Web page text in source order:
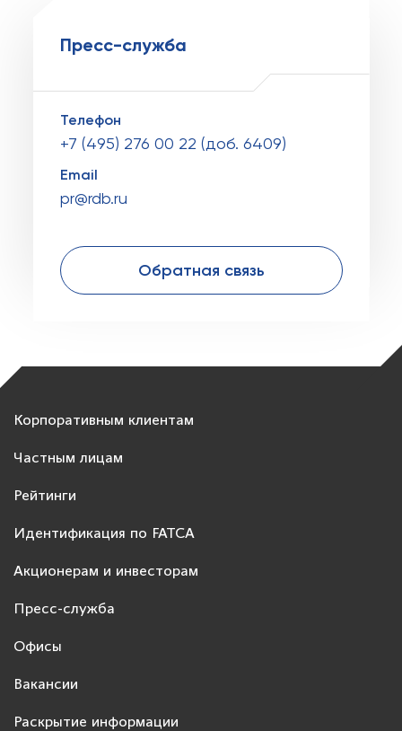
Пресс-служба
Телефон
+7 (495) 276 00 22 (доб. 6409)
Email
pr@rdb.ru
Обратная связь
Корпоративным клиентам
Частным лицам
Рейтинги
Идентификация по FATCA
Акционерам и инвесторам
Пресс-служба
Офисы
Вакансии
Раскрытие информации